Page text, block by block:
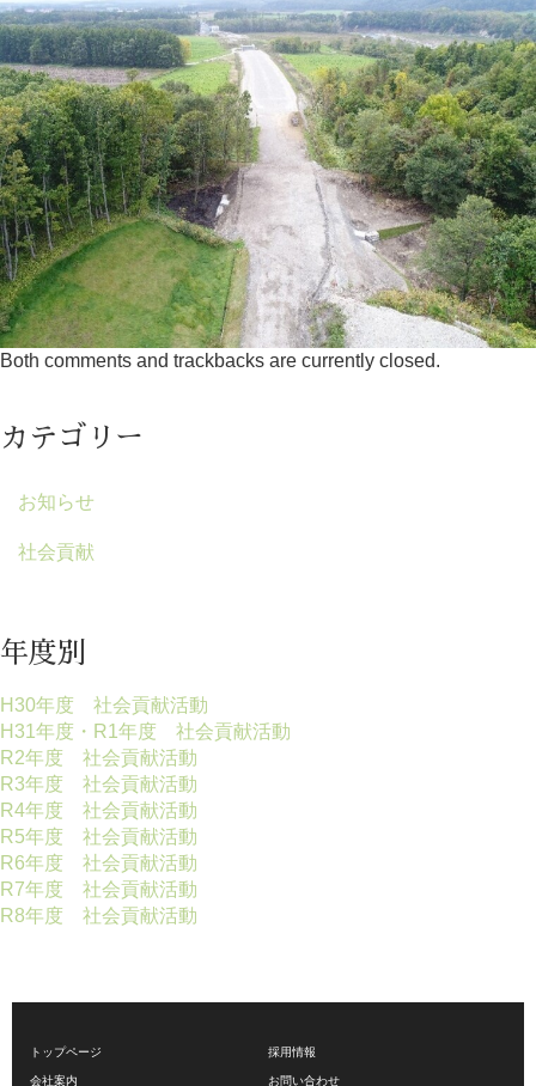
Both comments and trackbacks are currently closed.
カテゴリー
お知らせ
社会貢献
年度別
H30年度 社会貢献活動
H31年度・R1年度 社会貢献活動
R2年度 社会貢献活動
R3年度 社会貢献活動
R4年度 社会貢献活動
R5年度 社会貢献活動
R6年度 社会貢献活動
R7年度 社会貢献活動
R8年度 社会貢献活動
トップページ
会社案内
採用情報
お問い合わせ